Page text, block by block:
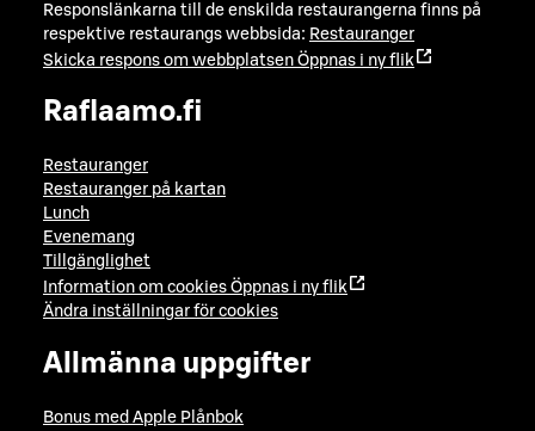
Responslänkarna till de enskilda restaurangerna finns på
respektive restaurangs webbsida: Restauranger
Skicka respons om webbplatsen Öppnas i ny flik
Raflaamo.fi
Restauranger
Restauranger på kartan
Lunch
Evenemang
Tillgänglighet
Information om cookies Öppnas i ny flik
Ändra inställningar för cookies
Allmänna uppgifter
Bonus med Apple Plånbok